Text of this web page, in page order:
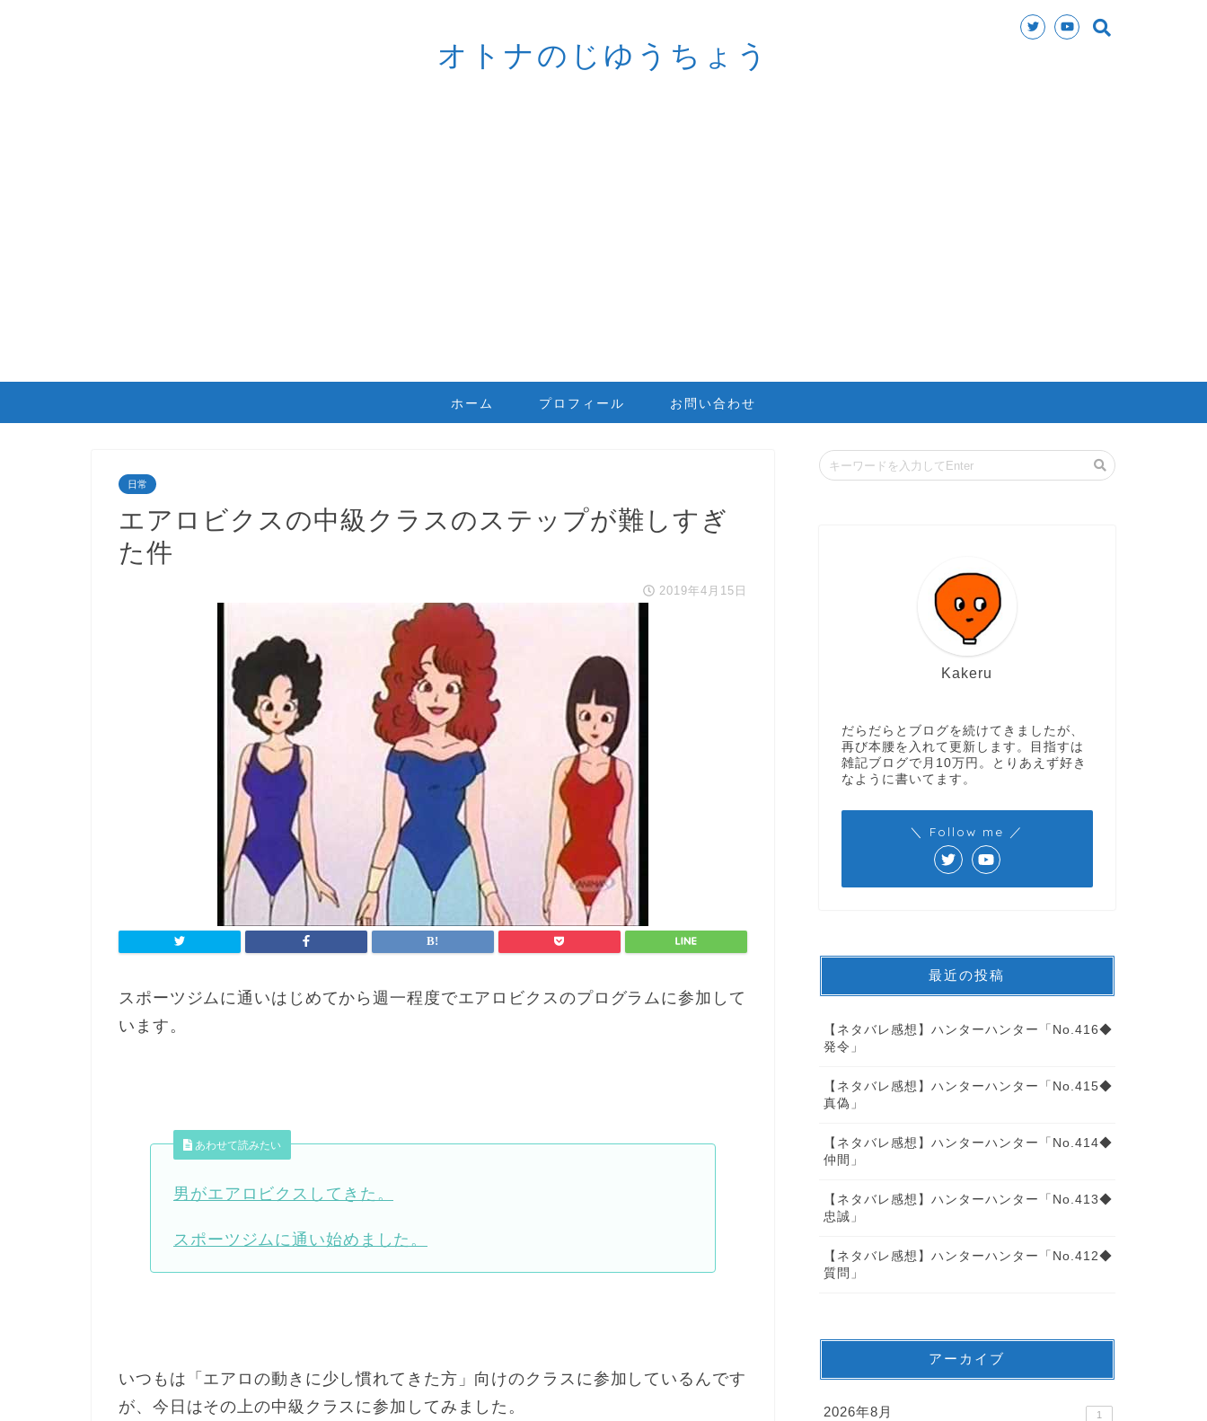
オトナのじゆうちょう
ホーム プロフィール お問い合わせ
日常
エアロビクスの中級クラスのステップが難しすぎ
た件
2019年4月15日
スポーツジムに通いはじめてから週一程度でエアロビクスのプログラムに参加して
います。
あわせて読みたい
男がエアロビクスしてきた。
スポーツジムに通い始めました。
いつもは「エアロの動きに少し慣れてきた方」向けのクラスに参加しているんです
が、今日はその上の中級クラスに参加してみました。
Kakeru
だらだらとブログを続けてきましたが、
再び本腰を入れて更新します。目指すは
雑記ブログで月10万円。とりあえず好き
なように書いてます。
＼ Follow me ／
最近の投稿
【ネタバレ感想】ハンターハンター「No.416◆
発令」
【ネタバレ感想】ハンターハンター「No.415◆
真偽」
【ネタバレ感想】ハンターハンター「No.414◆
仲間」
【ネタバレ感想】ハンターハンター「No.413◆
忠誠」
【ネタバレ感想】ハンターハンター「No.412◆
質問」
アーカイブ
2026年8月 1